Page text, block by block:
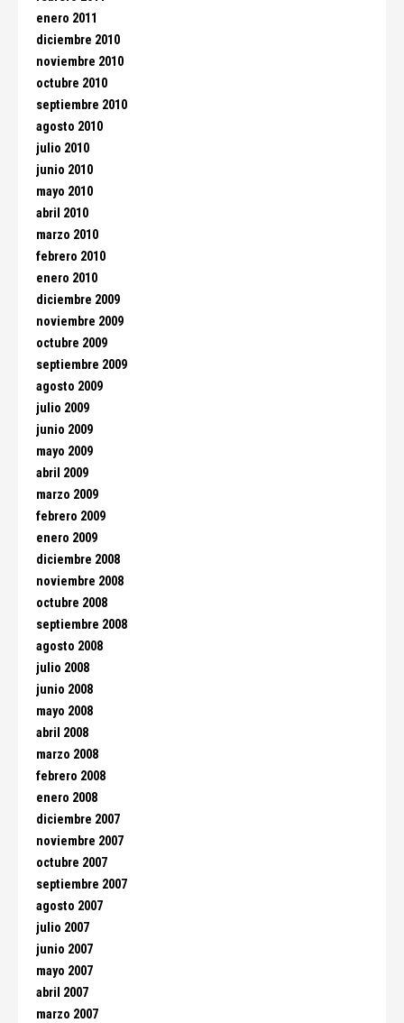
enero 2011
diciembre 2010
noviembre 2010
octubre 2010
septiembre 2010
agosto 2010
julio 2010
junio 2010
mayo 2010
abril 2010
marzo 2010
febrero 2010
enero 2010
diciembre 2009
noviembre 2009
octubre 2009
septiembre 2009
agosto 2009
julio 2009
junio 2009
mayo 2009
abril 2009
marzo 2009
febrero 2009
enero 2009
diciembre 2008
noviembre 2008
octubre 2008
septiembre 2008
agosto 2008
julio 2008
junio 2008
mayo 2008
abril 2008
marzo 2008
febrero 2008
enero 2008
diciembre 2007
noviembre 2007
octubre 2007
septiembre 2007
agosto 2007
julio 2007
junio 2007
mayo 2007
abril 2007
marzo 2007